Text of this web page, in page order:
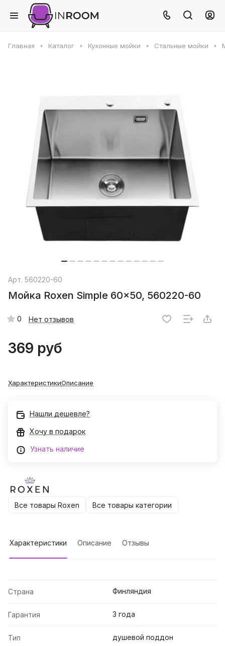
Главная Каталог Кухонные мойки Стальные мойки
Арт. 560220-60
Мойка Roxen Simple 60x50, 560220-60
0 Нет отзывов
369 руб
ХарактеристикиОписание
Нашли дешевле?
Хочу в подарок
Узнать наличие
Все товары Roxen Все товары категории
Характеристики Описание Отзывы
Страна Финляндия
Гарантия 3 года
Тип душевой поддон